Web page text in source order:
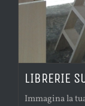
LIBRERIE
Immagina la